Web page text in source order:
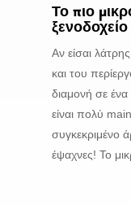
Το πιο
Αν είσαι
και του
διαμονή σε ένα
είναι πολύ
συγκεκριμένο
έψαχνες! Το